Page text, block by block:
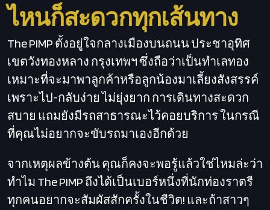
ไหนก็สะดวกทุกเส้นทาง
The PIMP ตั้งอยู่ใจกลางเมืองบนถนน ประชาอุทิศ
เขตวังทองหลาง กรุงเทพฯ ซึ่งถือว่าเป็นทำเลทอง
เหมาะที่จะมาพาลูกค้าหรือลูกน้องมาเลี้ยงสังสรรค์
เพราะไป-กลับง่าย ไม่ยุ่งยาก การเดินทางสะดวก
สบาย แถมยังมีรถสาธารณะไว้คอยบริการ ในกรณี
ที่คุณไม่อยากจะขับรถมาเองอีกด้วย
จากเหตุผลข้างต้น คุณก็คงจะพอรู้แล้วใช่ไหมล่ะว่า
ทำไม The PIMP ถึงได้เป็นเบอร์หนึ่งที่นักท่องราตรี
ทุกคนอยากจะสัมผัสสักครั้งในชีวิต! และถ้าสาวๆ